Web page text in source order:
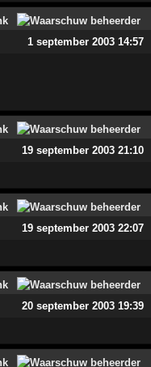
1 september 2003 14:57
19 september 2003 21:10
19 september 2003 22:07
20 september 2003 19:39